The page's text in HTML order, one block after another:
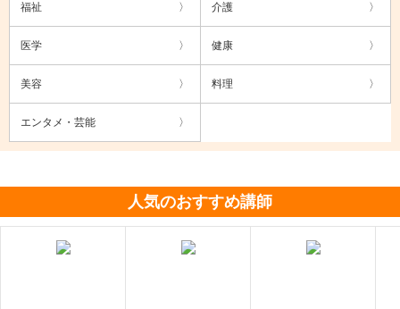
福祉 介護
医学 健康
美容 料理
エンタメ・芸能
人気のおすすめ講師